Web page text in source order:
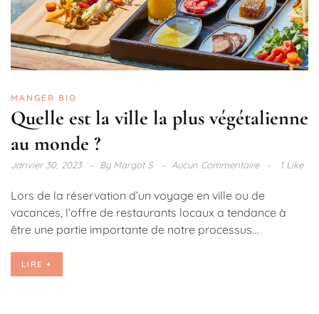
MANGER BIO
Quelle est la ville la plus végétalienne
au monde ?
Janvier 30, 2023 ByMargot S. Aucun Commentaire 1 Like
Lors de la réservation d’un voyage en ville ou de
vacances, l’offre de restaurants locaux a tendance à
être une partie importante de notre processus...
LIRE +